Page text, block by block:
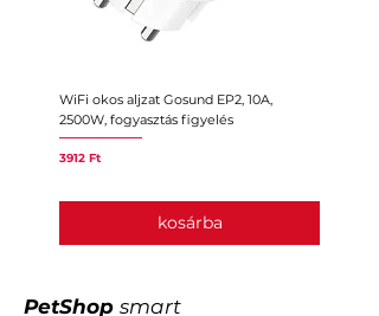
WiFi okos aljzat Gosund EP2, 10A,
2500W, fogyasztás figyelés
Ár
3912 Ft
kosárba
PetShop smart